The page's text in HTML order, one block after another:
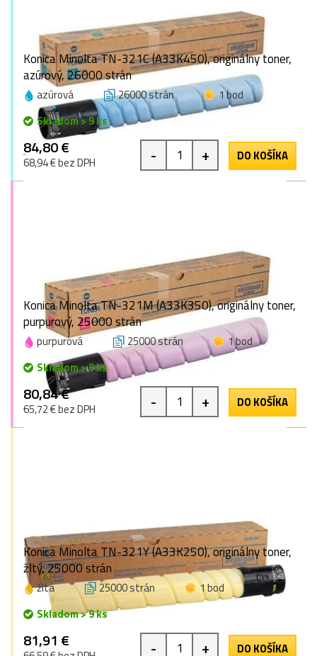
Konica Minolta TN-321C (A33K450), originálny toner,
azúrový, 26000 strán
azúrová 26000 strán
1 bod
Skladom > 9 ks
84,80 €
68,94 € bez DPH - + DO KOŠÍKA
Konica Minolta TN-321M (A33K350), originálny toner,
purpurový, 25000 strán
purpurová 25000 strán
1 bod
Skladom > 9 ks
80,84 €
65,72 € bez DPH - + DO KOŠÍKA
Konica Minolta TN-321Y (A33K250), originálny toner,
žltý, 25000 strán
žltá 25000 strán
1 bod
Skladom > 9 ks
81,91 € - + DO KOŠÍKA